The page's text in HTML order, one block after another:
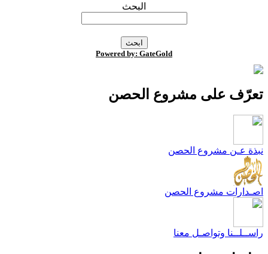
البحث
Powered by: GateGold
على مشروع الحصن
عـن مشروع الحصن
مشروع الحصن
وتواصـل معنا